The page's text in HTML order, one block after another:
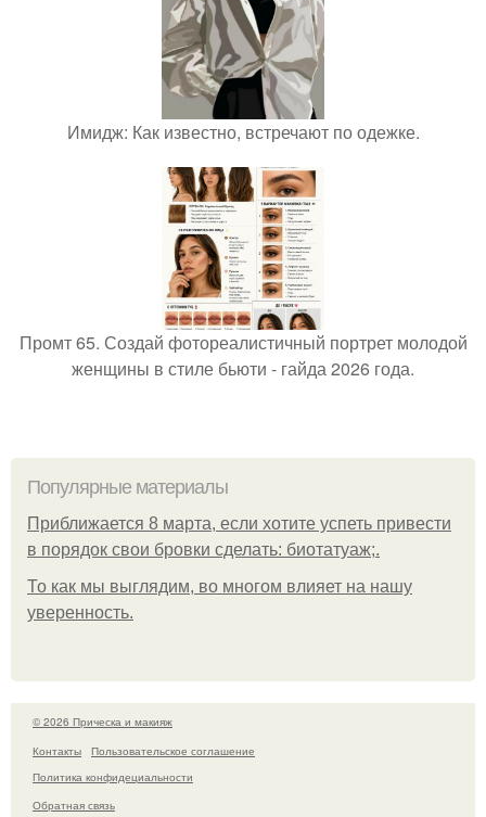
Имидж: Как известно, встречают по одежке.
Промт 65. Создай фотореалистичный портрет молодой
женщины в стиле бьюти - гайда 2026 года.
Популярные материалы
Приближается 8 марта, если хотите успеть привести
в порядок свои бровки сделать: биотатуаж;.
То как мы выглядим, во многом влияет на нашу
уверенность.
© 2026 Прическа и макияж
Контакты
Пользовательское соглашение
Политика конфидециальности
Обратная связь